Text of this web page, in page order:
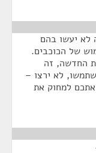
לא יעשו בהם
של הכוכבים.
החדשה, זה
לא ירצו –
אתכם למחוק את